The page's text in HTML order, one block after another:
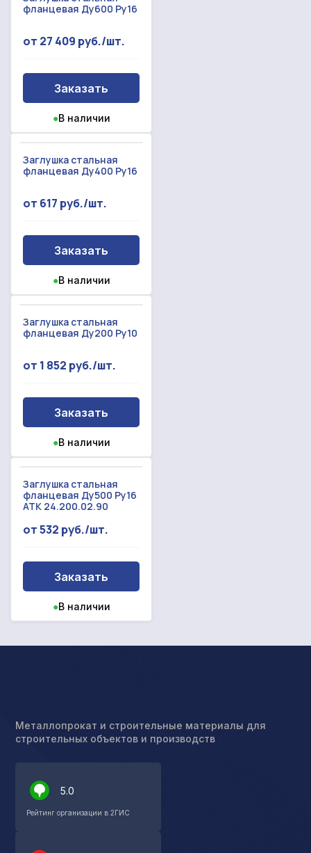
фланцевая Ду600 Ру16
от 27 409 руб./шт.
Заказать
●В наличии
Заглушка стальная
фланцевая Ду400 Ру16
от 617 руб./шт.
Заказать
●В наличии
Заглушка стальная
фланцевая Ду200 Ру10
от 1 852 руб./шт.
Заказать
●В наличии
Заглушка стальная
фланцевая Ду500 Ру16
АТК 24.200.02.90
от 532 руб./шт.
Заказать
●В наличии
Металлопрокат и строительные материалы для
строительных объектов и производств
5.0
Рейтинг организации в 2ГИС